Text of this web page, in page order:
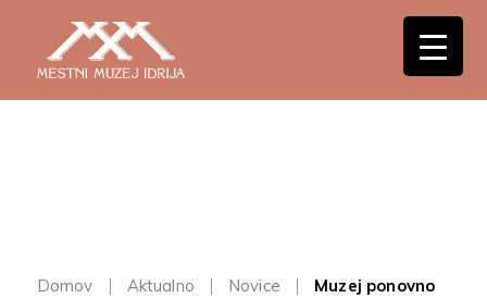
Domov Aktualno Novice
Muzej ponovno